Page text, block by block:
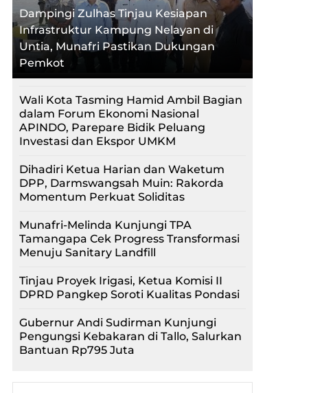
Dampingi Zulhas Tinjau Kesiapan
Infrastruktur Kampung Nelayan di
Untia, Munafri Pastikan Dukungan
Pemkot
Wali Kota Tasming Hamid Ambil Bagian
dalam Forum Ekonomi Nasional
APINDO, Parepare Bidik Peluang
Investasi dan Ekspor UMKM
Dihadiri Ketua Harian dan Waketum
DPP, Darmswangsah Muin: Rakorda
Momentum Perkuat Soliditas
Munafri-Melinda Kunjungi TPA
Tamangapa Cek Progress Transformasi
Menuju Sanitary Landfill
Tinjau Proyek Irigasi, Ketua Komisi II
DPRD Pangkep Soroti Kualitas Pondasi
Gubernur Andi Sudirman Kunjungi
Pengungsi Kebakaran di Tallo, Salurkan
Bantuan Rp795 Juta